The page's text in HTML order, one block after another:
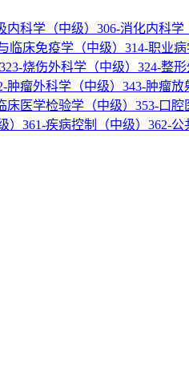
内科学（中级） 306-消化内科学
临床免疫学（中级） 314-职业病
323-烧伤外科学（中级） 324-整形
肿瘤外科学（中级） 343-肿瘤放
床医学检验学（中级） 353-口腔
） 361-疾病控制（中级） 362-公